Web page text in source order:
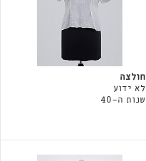
חולצה
לא ידוע
שנות ה-40